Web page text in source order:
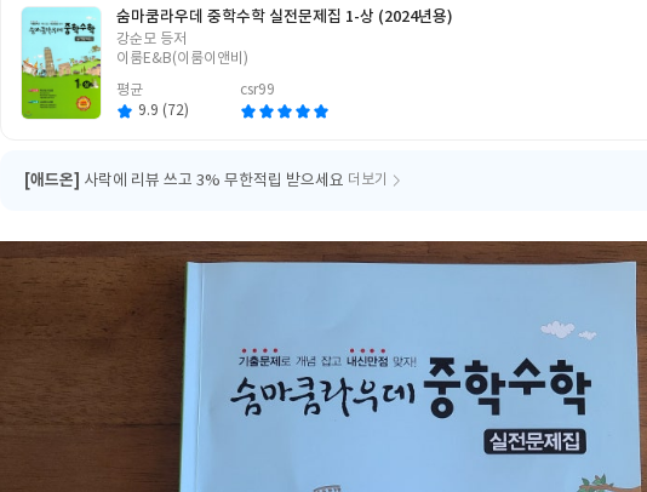
숨마쿰라우데 중학수학 실전문제집 1-상 (2024년용)
글
쓴
강순모 등저
이룸E&B(이룸이앤비)
평균
9.9 (72)
csr99
[애드온] 사락에 리뷰 쓰고 3% 무한적립 받으세요 더보기